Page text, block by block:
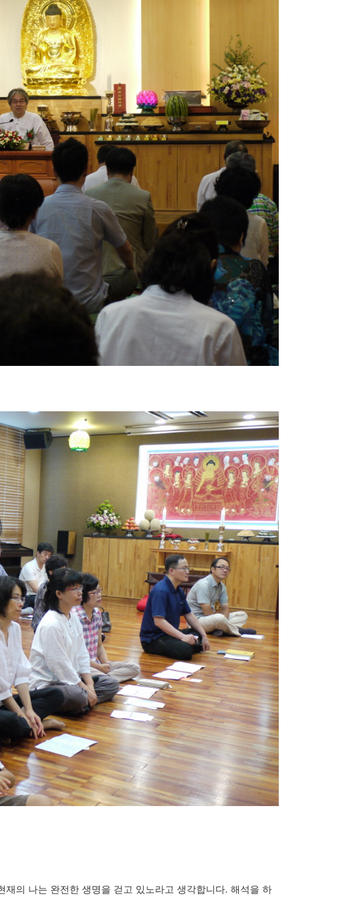
의 나는 완전한 생명을 걷고 있노라고 생각합니다. 해석을 하